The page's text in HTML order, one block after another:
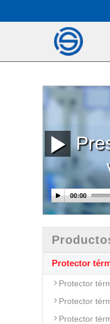
Protector
Protector
Protector
Protector